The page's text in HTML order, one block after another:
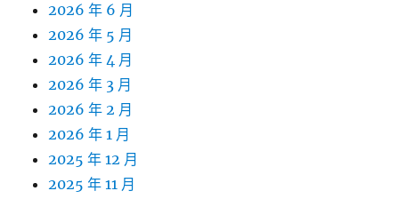
2026 年 6 月
2026 年 5 月
2026 年 4 月
2026 年 3 月
2026 年 2 月
2026 年 1 月
2025 年 12 月
2025 年 11 月